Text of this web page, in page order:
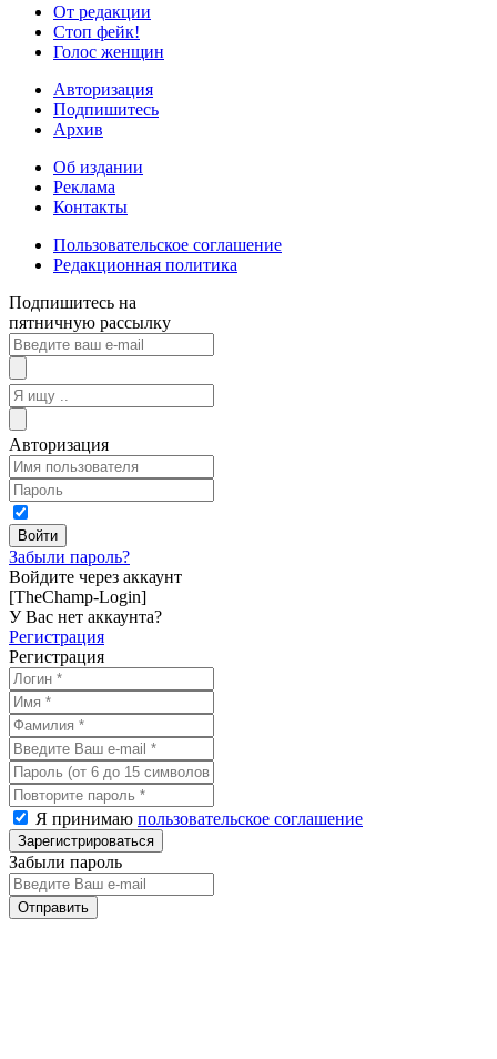
От редакции
Стоп фейк!
Голос женщин
Авторизация
Подпишитесь
Архив
Об издании
Реклама
Контакты
Пользовательское соглашение
Редакционная политика
Подпишитесь на
пятничную рассылку
Авторизация
Забыли пароль?
Войдите через аккаунт
[TheChamp-Login]
У Вас нет аккаунта?
Регистрация
Регистрация
Я принимаю пользовательское соглашение
Забыли пароль